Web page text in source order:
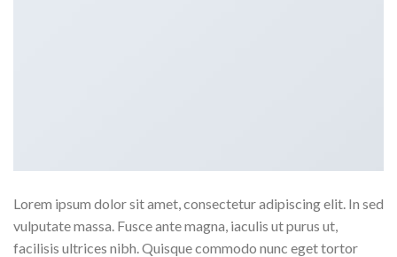
Lorem ipsum dolor sit amet, consectetur adipiscing elit. In sed
vulputate massa. Fusce ante magna, iaculis ut purus ut,
facilisis ultrices nibh. Quisque commodo nunc eget tortor